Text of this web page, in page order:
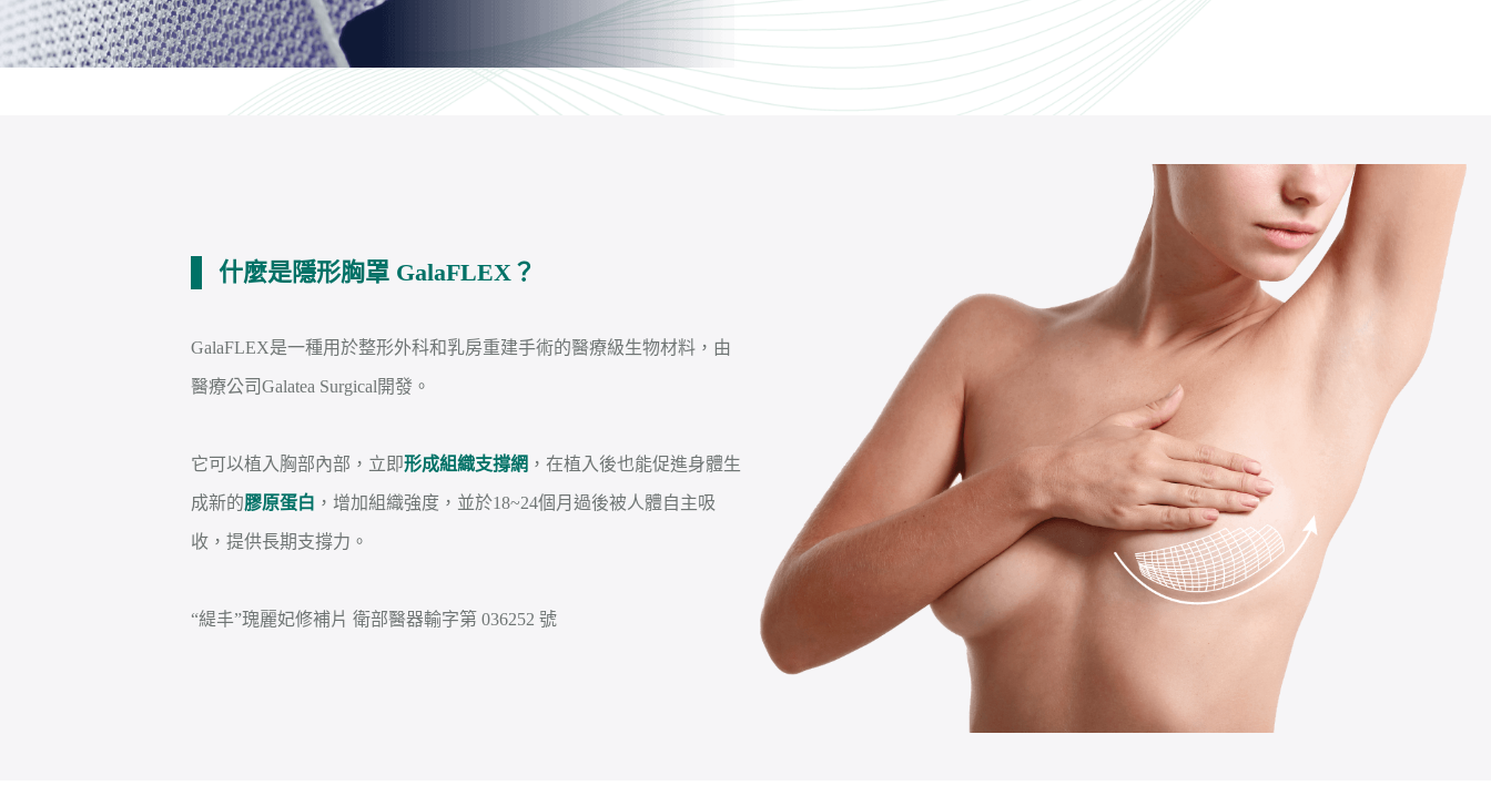
什麼是隱形胸罩 GalaFLEX？
GalaFLEX是一種用於整形外科和乳房重建手術的醫療級生物材料，由
醫療公司Galatea Surgical開發。
它可以植入胸部內部，立即形成組織支撐網 ，在植入後也能促進身體生
成新的膠原蛋白 ，增加組織強度，並於18~24個月過後被人體自主吸
收，提供長期支撐力。
“緹丰”瑰麗妃修補片 衛部醫器輸字第 036252 號